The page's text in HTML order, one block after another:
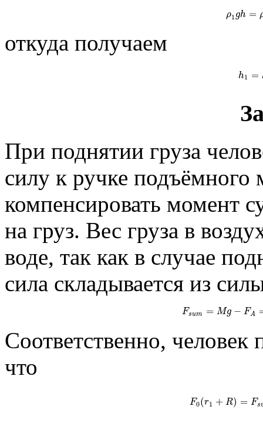
ρ1gh =
откуда получаем
h1 =
При поднятии груза
силу к ручке подъёмного
компенсировать момент
на груз. Вес груза в
воде, так как в случае
сила складывается из
Fsum = Mg − FA
Соответственно,
что
F0(r1 + R) = Fs